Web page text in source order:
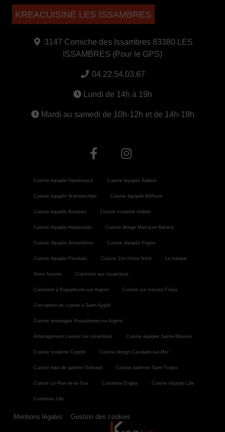
KREACUISINE LES ISSAMBRES
3147 Corniche des Issambres 83380 LES
ISSAMBRES (Pour le GPS)
04.22.54.03.67
Lundi de 14h à 19h
Mardi au samedi de 10h-12h et de 14h-19h
Cuisine équipée Hazebrouck Cuisine équipée Bailleul
Cuisine équipée Wambrechies Cuisine équipée Béthune
Cuisine équipée Bondues Cuisine moderne Halluin
Cuisine équipée Haubourdin Cuisine design Marcq-en-Barœul
Cuisine équipée Armentières Cuisine équipée Englos
Cuisine équipée Fleurbaix Cuisine Zecchinon Nord La marque
Notre histoire Cuisiniste aux Issambres
Cuisiniste à Roquebrune-sur-Argens Cuisine sur mesure Fréjus
Conception de cuisine à Saint-Aygulf
Cuisine aménagée Roquebrune-sur-Argens
Aménagement cuisine Les Issambres Cuisine équipée Sainte-Maxime
Cuisine moderne Cogolin Cuisine design Cavalaire-sur-Mer
Cuisine haut de gamme Grimaud Cuisine italienne Saint-Tropez
Cuisine Le-Plan-de-la-Tour Cuisiniste Englos Cuisine équipée Lille
Cuisiniste Lille
Mentions légales Gestion des cookies